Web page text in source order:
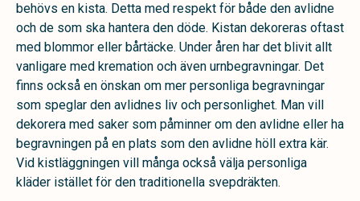
behövs en kista. Detta med respekt för både den avlidne
och de som ska hantera den döde. Kistan dekoreras oftast
med blommor eller bårtäcke. Under åren har det blivit allt
vanligare med kremation och även urnbegravningar. Det
finns också en önskan om mer personliga begravningar
som speglar den avlidnes liv och personlighet. Man vill
dekorera med saker som påminner om den avlidne eller ha
begravningen på en plats som den avlidne höll extra kär.
Vid kistläggningen vill många också välja personliga
kläder istället för den traditionella svepdräkten.